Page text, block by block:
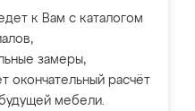
к Вам с каталогом
замеры,
окончательный расчёт
мебели.